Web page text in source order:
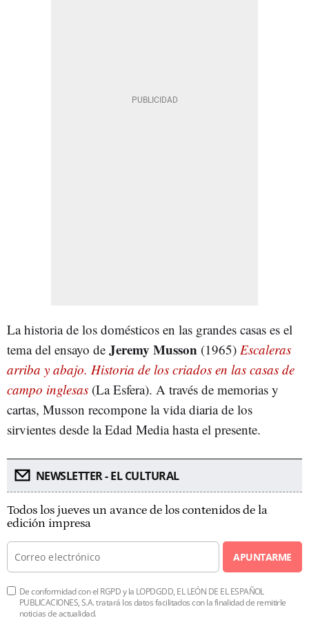
La historia de los domésticos en las grandes casas es el
tema del ensayo de Jeremy Musson (1965) Escaleras
arriba y abajo. Historia de los criados en las casas de
campo inglesas (La Esfera). A través de memorias y
cartas, Musson recompone la vida diaria de los
sirvientes desde la Edad Media hasta el presente.
NEWSLETTER - EL CULTURAL
Todos los jueves un avance de los contenidos de la
edición impresa
APUNTARME
De conformidad con el RGPD y la LOPDGDD, EL LEÓN DE EL ESPAÑOL
PUBLICACIONES, S.A. tratará los datos facilitados con la finalidad de remitirle
noticias de actualidad.